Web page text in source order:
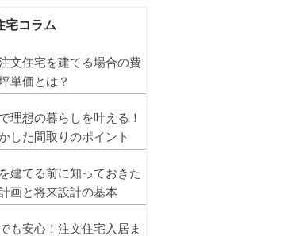
宅コラム
文住宅を建てる場合の費
単価とは？
理想の暮らしを叶える！
した間取りのポイント
建てる前に知っておきた
画と将来設計の基本
も安心！注文住宅入居ま